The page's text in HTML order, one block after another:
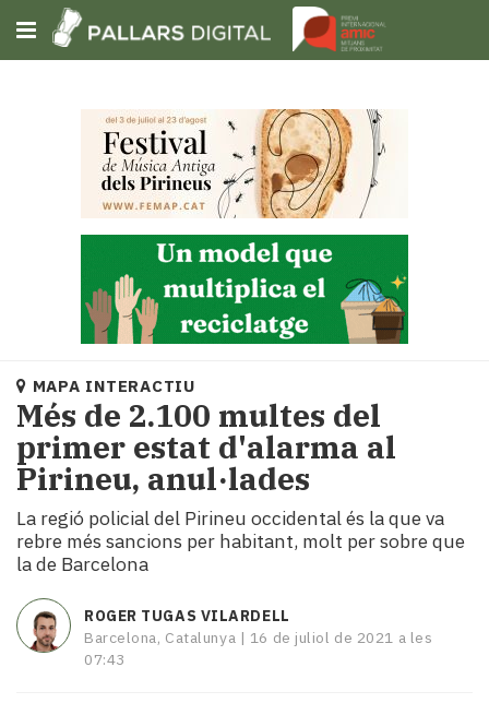
Subscriu-t'hi
Portada
Societat
Política
i
municipis
Economia
turisme
Cultura
Mai
tant!
TV
MAPA INTERACTIU
Més de 2.100 multes del
primer estat d'alarma al
Pirineu, anul·lades
La regió policial del Pirineu occidental és la que va
rebre més sancions per habitant, molt per sobre que
la de Barcelona
ROGER TUGAS VILARDELL
Barcelona, Catalunya | 16 de juliol de 2021 a les
07:43